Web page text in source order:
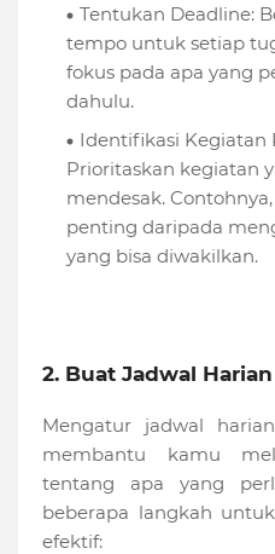
Tentukan Deadline:
tempo untuk setiap
fokus pada apa yang
dahulu.
Identifikasi Kegiatan
Prioritaskan kegiatan
mendesak.
penting daripada
yang bisa diwakilkan.
2. Buat Jadwal
Mengatur jadwal
membantu kamu
tentang apa yang
beberapa langkah
efektif: